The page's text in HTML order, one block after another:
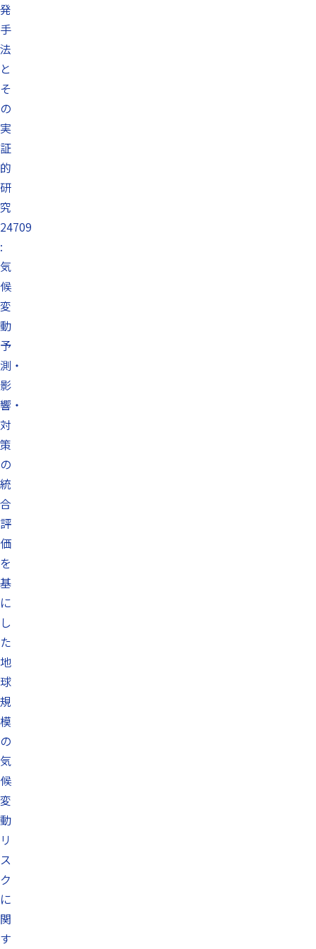
発
手
法
と
そ
の
実
証
的
研
究
24709
:
気
候
変
動
予
測・
影
響・
対
策
の
統
合
評
価
を
基
に
し
た
地
球
規
模
の
気
候
変
動
リ
ス
ク
に
関
す